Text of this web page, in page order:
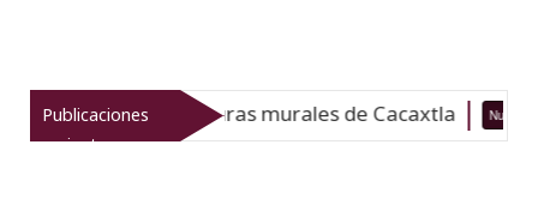
Publicaciones
recientes
y monitorea las pinturas murales de Cacaxtla Nuevo